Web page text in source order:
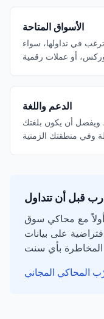
الأسواق المتاحة
في تداولها، سواء
الدعم واللغة
ويفضل أن يكون بلغتك
قبل أن تتداول
أولاً مع محاكي سوق
على بيانات
المحاكي المجاني